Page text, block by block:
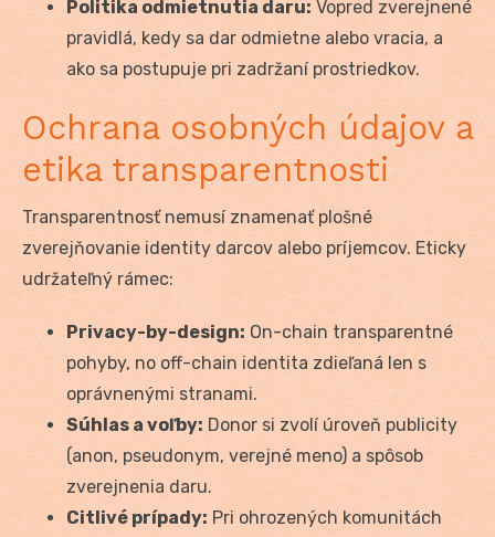
Politika odmietnutia daru: Vopred zverejnené
pravidlá, kedy sa dar odmietne alebo vracia, a
ako sa postupuje pri zadržaní prostriedkov.
Ochrana osobných údajov a
etika transparentnosti
Transparentnosť nemusí znamenať plošné
zverejňovanie identity darcov alebo príjemcov. Eticky
udržateľný rámec:
Privacy-by-design: On-chain transparentné
pohyby, no off-chain identita zdieľaná len s
oprávnenými stranami.
Súhlas a voľby: Donor si zvolí úroveň publicity
(anon, pseudonym, verejné meno) a spôsob
zverejnenia daru.
Citlivé prípady: Pri ohrozených komunitách